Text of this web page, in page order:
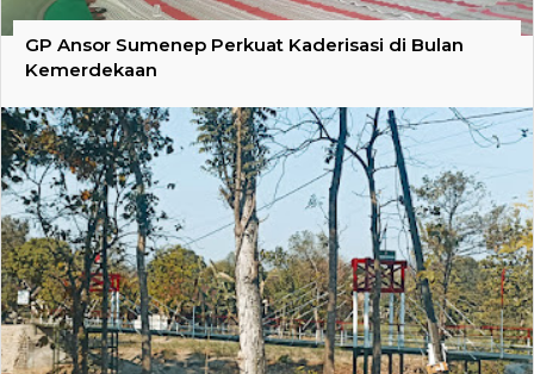
GP Ansor Sumenep Perkuat Kaderisasi di Bulan
Kemerdekaan